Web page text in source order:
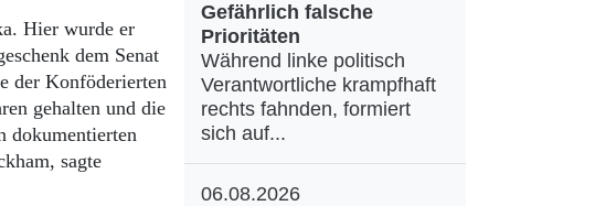
Hier wurde er
dem Senat
der Konföderierten
gehalten und die
dokumentierten
sagte
Gefährlich falsche
Prioritäten
Während linke politisch
Verantwortliche krampfhaft
rechts fahnden, formiert
sich auf...
06.08.2026